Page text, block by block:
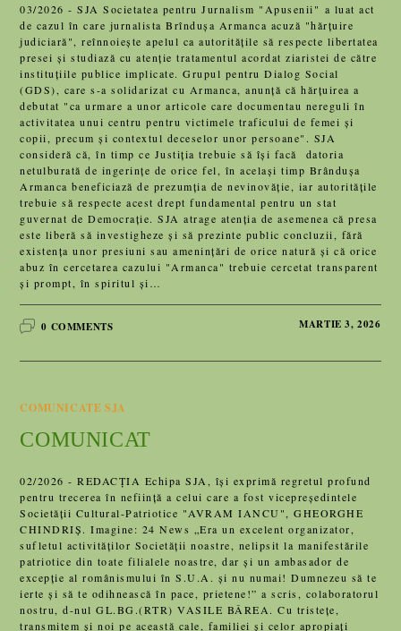
03/2026 - SJA Societatea pentru Jurnalism "Apusenii" a luat act
de cazul în care jurnalista Brîndușa Armanca acuză "hărțuire
judiciară", reînnoiește apelul ca autoritățile să respecte libertatea
presei și studiază cu atenție tratamentul acordat ziaristei de către
instituțiile publice implicate. Grupul pentru Dialog Social
(GDS), care s-a solidarizat cu Armanca, anunță că hărțuirea a
debutat "ca urmare a unor articole care documentau nereguli în
activitatea unui centru pentru victimele traficului de femei și
copii, precum și contextul deceselor unor persoane". SJA
consideră că, în timp ce Justiția trebuie să își facă datoria
netulburată de ingerințe de orice fel, în același timp Brândușa
Armanca beneficiază de prezumția de nevinovăție, iar autoritățile
trebuie să respecte acest drept fundamental pentru un stat
guvernat de Democrație. SJA atrage atenția de asemenea că presa
este liberă să investigheze și să prezinte public concluzii, fără
existența unor presiuni sau amenințări de orice natură și că orice
abuz în cercetarea cazului "Armanca" trebuie cercetat transparent
și prompt, în spiritul și…
0 COMMENTS MARTIE 3, 2026
COMUNICATE SJA
COMUNICAT
02/2026 - REDACȚIA Echipa SJA, își exprimă regretul profund
pentru trecerea în neființă a celui care a fost vicepreședintele
Societății Cultural-Patriotice "AVRAM IANCU", GHEORGHE
CHINDRIȘ. Imagine: 24 News „Era un excelent organizator,
sufletul activităților Societății noastre, nelipsit la manifestările
patriotice din toate filialele noastre, dar și un ambasador de
excepție al românismului în S.U.A. și nu numai! Dumnezeu să te
ierte și să te odihnească în pace, prietene!” a scris, colaboratorul
nostru, d-nul GL.BG.(RTR) VASILE BÂREA. Cu tristețe,
transmitem și noi pe această cale, familiei și celor apropiați